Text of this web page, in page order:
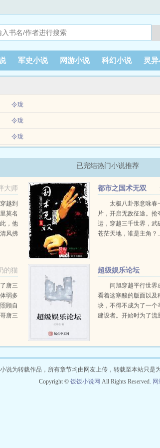
军史小说 网游小说 科幻小说 灵
令珑
个渣嘛，没想到的是废柴居然是豪门的富二代！原本打
原本是富二...
令珑
霸修真界的小说里，但他既没穿成主角，也没穿成反派
令珑
已完结热门小说推荐
大师
越到
莫名
，他
风拂
都市之国术无双
太极八卦形意咏春
片，开启无敌征途。抢
运，穿越三千世界，武
苍茫天地，谁是主角？
的猫
唐三
弱多
顾自
唐三
很
超级娱乐论坛
闫旭穿越平行世界
看着这寒酸的版面以及
块，不得不成为了一个
建设者。开始时为了流
好不容易有流量了，终
说为转载作品，所有章节均由网友上传，转载至本站只是
Copyright © 饭饭小说网 All Rights Reserved.